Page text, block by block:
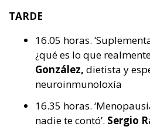
TARDE
16.05 horas.
¿qué es lo que
González, dietista y
neuroinmunoloxía
16.35 horas.
nadie te contó’. Sergio